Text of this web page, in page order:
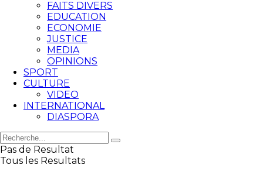
FAITS DIVERS
EDUCATION
ECONOMIE
JUSTICE
MEDIA
OPINIONS
SPORT
CULTURE
VIDEO
INTERNATIONAL
DIASPORA
Pas de Resultat
Tous les Resultats